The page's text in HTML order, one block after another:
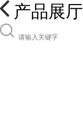
产品展厅